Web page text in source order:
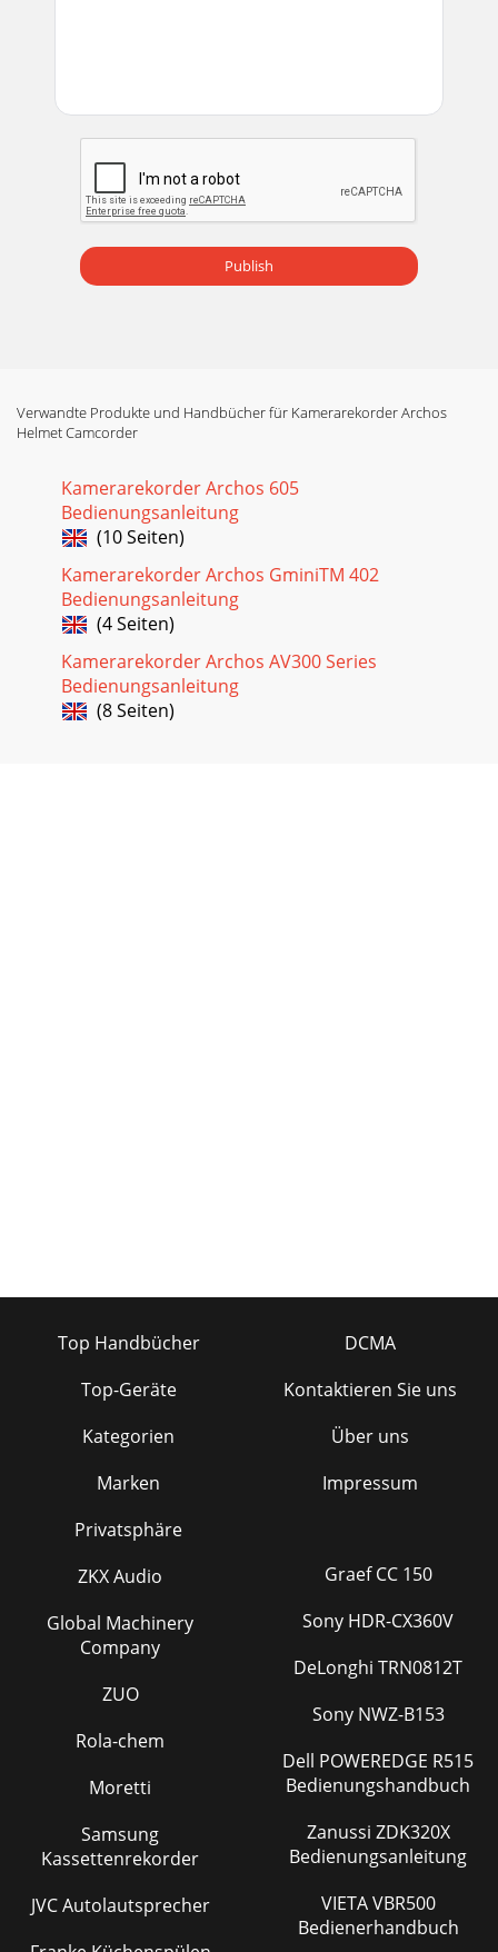
Publish
Verwandte Produkte und Handbücher für Kamerarekorder Archos
Helmet Camcorder
Kamerarekorder Archos 605
Bedienungsanleitung
(10 Seiten)
Kamerarekorder Archos GminiTM 402
Bedienungsanleitung
(4 Seiten)
Kamerarekorder Archos AV300 Series
Bedienungsanleitung
(8 Seiten)
Top Handbücher
Top-Geräte
Kategorien
Marken
Privatsphäre
DCMA
Kontaktieren Sie uns
Über uns
Impressum
ZKX Audio
Global Machinery
Company
ZUO
Rola-chem
Moretti
Samsung
Kassettenrekorder
JVC Autolautsprecher
Graef CC 150
Sony HDR-CX360V
DeLonghi TRN0812T
Sony NWZ-B153
Dell POWEREDGE R515
Bedienungshandbuch
Zanussi ZDK320X
Bedienungsanleitung
VIETA VBR500
Bedienerhandbuch